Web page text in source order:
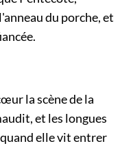
du porche, et
la scène de la
et les longues
elle vit entrer